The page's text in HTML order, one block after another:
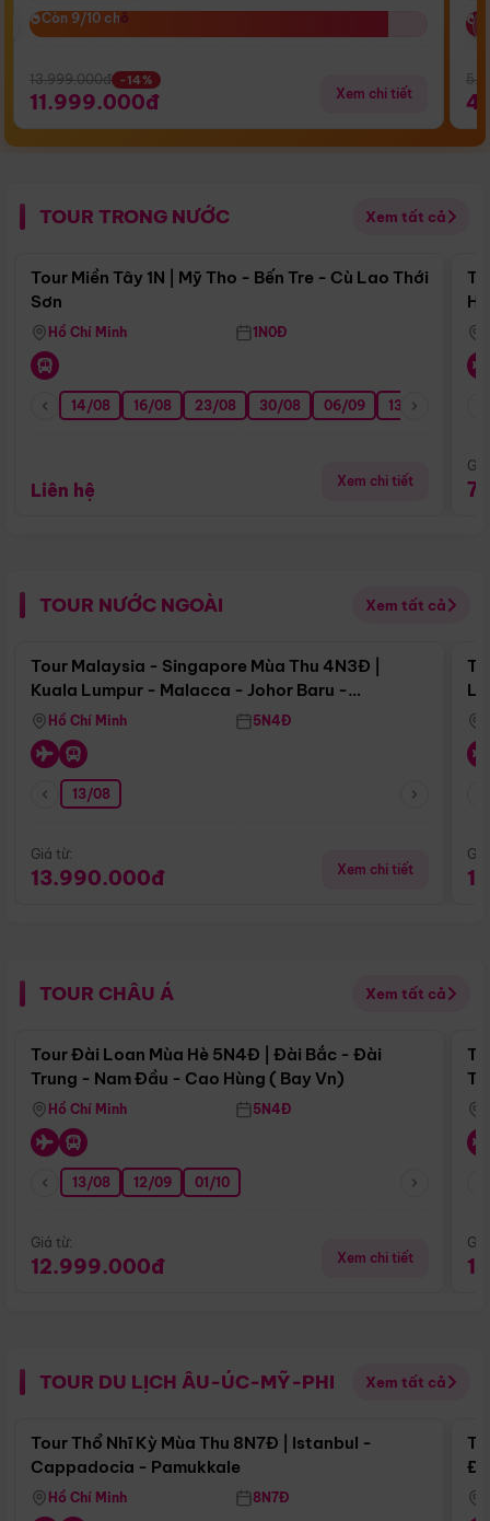
Còn 9/10 chỗ
Còn 9/10 chỗ
13.999.000đ -14%
11.999.000đ Xem chi tiết
TOUR TRONG NƯỚC Xem tất cả
Điểm nổi bật
Tour Miền Tây 1N | Mỹ Tho - Bến Tre - Cù Lao Thới
Sơn
Hồ Chí Minh 1N0Đ
14/08 16/08 23/08 30/08 06/09 13/09
Liên hệ Xem chi tiết
TOUR NƯỚC NGOÀI Xem tất cả
Điểm nổi bật
Tour Malaysia - Singapore Mùa Thu 4N3Đ |
Kuala Lumpur - Malacca - Johor Baru -
Singapore
Hồ Chí Minh 5N4Đ
13/08
Giá từ:
13.990.000đ Xem chi tiết
TOUR CHÂU Á Xem tất cả
Điểm nổi bật
Tour Đài Loan Mùa Hè 5N4Đ | Đài Bắc - Đài
Trung - Nam Đầu - Cao Hùng ( Bay Vn)
Hồ Chí Minh 5N4Đ
13/08 12/09 01/10
Giá từ:
12.999.000đ Xem chi tiết
TOUR DU LỊCH ÂU-ÚC-MỸ-PHI Xem tất cả
Điểm nổi bật
Tour Thổ Nhĩ Kỳ Mùa Thu 8N7Đ | Istanbul -
Cappadocia - Pamukkale
Hồ Chí Minh 8N7Đ